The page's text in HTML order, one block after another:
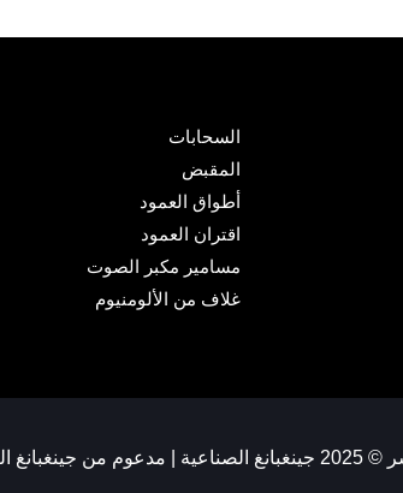
السحابات
المقبض
أطواق العمود
اقتران العمود
مسامير مكبر الصوت
غلاف من الألومنيوم
الصناعية